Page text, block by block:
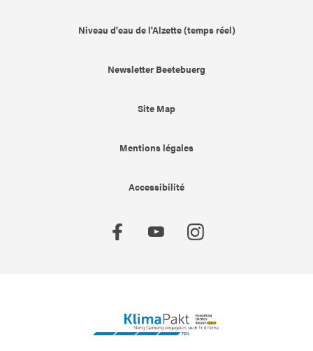
Niveau d'eau de l'Alzette (temps réel)
Newsletter Beetebuerg
Site Map
Mentions légales
Accessibilité